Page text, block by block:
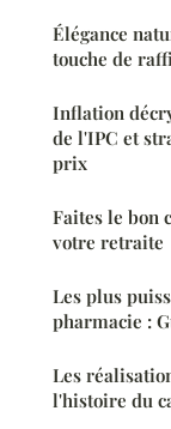
Élégance
touche de
Inflation
de l'IPC et
prix
Faites le bon
votre retraite
Les plus
pharmacie :
Les
l'histoire du